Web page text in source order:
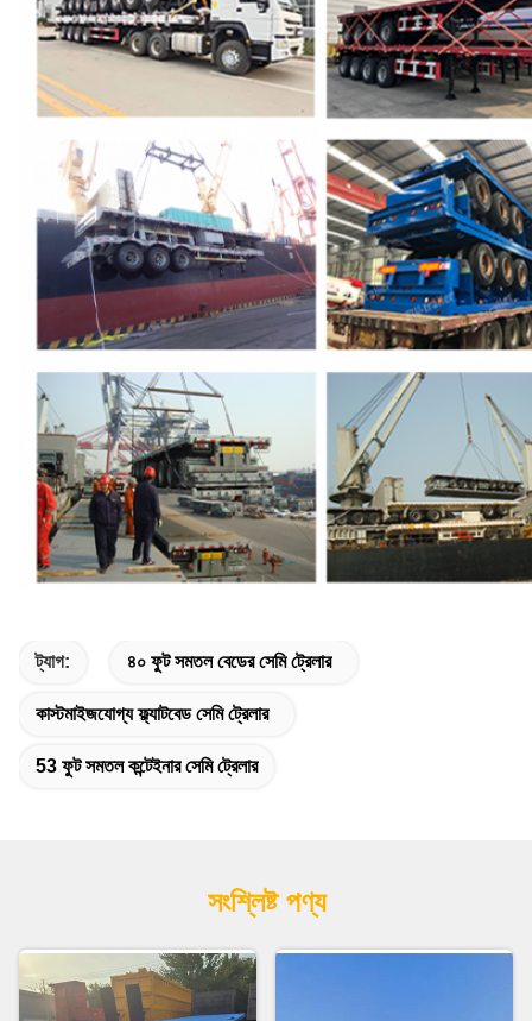
ট্যাগ: ৪০ ফুট সমতল বেডের সেমি ট্রেলার
কাস্টমাইজযোগ্য ফ্ল্যাটবেড সেমি ট্রেলার
53 ফুট সমতল কন্টেইনার সেমি ট্রেলার
সংশ্লিষ্ট পণ্য